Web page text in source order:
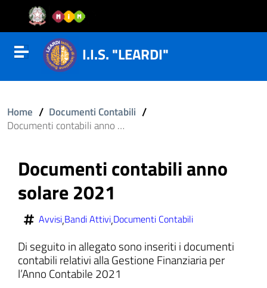
Vai al contenuto
Vail al menu di navigazione
Vai al footer
Attiva disattiva la navigazione
I.I.S. "LEARDI"
Home / Documenti Contabili /
Documenti contabili anno solare 2021
Documenti contabili anno
solare 2021
Avvisi,Bandi Attivi,Documenti Contabili
Di seguito in allegato sono inseriti i documenti
contabili relativi alla Gestione Finanziaria per
l’Anno Contabile 2021